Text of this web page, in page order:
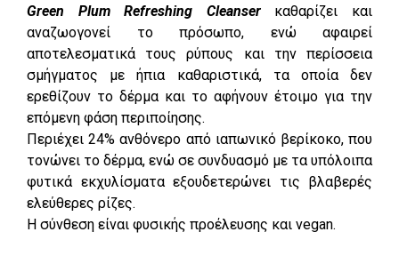
Green Plum Refreshing Cleanserκαθαρίζει και
αναζωογονεί το πρόσωπο, ενώ αφαιρεί
αποτελεσματικά τους ρύπους και την περίσσεια
σμήγματος με ήπια καθαριστικά, τα οποία δεν
ερεθίζουν το δέρμα και το αφήνουν έτοιμο για την
επόμενη φάση περιποίησης.
Περιέχει 24% ανθόνερο από ιαπωνικό βερίκοκο, που
τονώνει το δέρμα, ενώ σε συνδυασμό με τα υπόλοιπα
φυτικά εκχυλίσματα εξουδετερώνει τις βλαβερές
ελεύθερες ρίζες.
Η σύνθεση είναι φυσικής προέλευσης και vegan.